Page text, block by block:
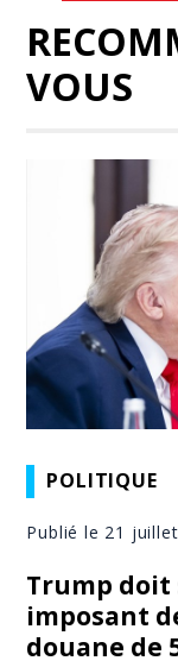
VOUS
POLITIQUE
Publié le 21
Trump
imposant
douane de